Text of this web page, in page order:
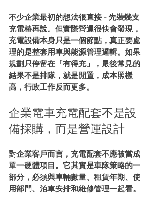
不少企業最初的想法很直接 - 先裝幾支
充電樁再說。但實際營運很快會發現，
充電設備本身只是一個節點，真正要處
理的是整套用車與能源管理邏輯。如果
規劃只停留在「有得充」，最後常見的
結果不是排隊，就是閒置，成本照樣
高，行政工作反而更多。
企業電車充電配套不是設
備採購，而是營運設計
對企業客戶而言，充電配套不應被當成
單一硬體項目。它其實是車隊策略的一
部分，必須與車輛數量、租賃年期、使
用部門、泊車安排和維修管理一起看。